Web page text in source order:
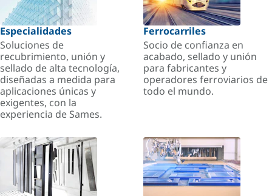
Especialidades
Soluciones de
recubrimiento, unión y
sellado de alta tecnología,
diseñadas a medida para
aplicaciones únicas y
exigentes, con la
experiencia de Sames.
Ferrocarriles
Socio de confianza en
acabado, sellado y unión
para fabricantes y
operadores ferroviarios de
todo el mundo.